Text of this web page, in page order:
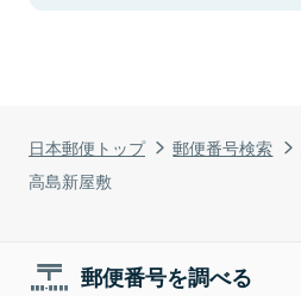
日本郵便トップ 郵便番号検索
高島新屋敷
郵便番号を調べる